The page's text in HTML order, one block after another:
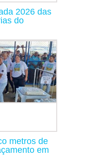
2026 das
do
metros de
em